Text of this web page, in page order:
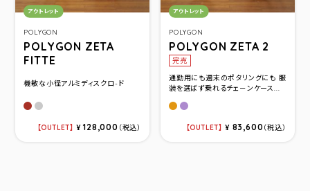
POLYGON
POLYGON ZETA
FITTE
カテゴリ：
アウトレット
機敏な小径アルミディスクロ-ド
レッドシルバー
OUTLET ¥128,000 （税込）
POLYGON
POLYGON ZETA 2
完売
カテゴリ：
アウトレット
通勤用にも週末のポタリングにも 服
装を選ばず乗れるチェ－ンケース...
ライトブラウン
パープル
OUTLET ¥ 83,600（税込）